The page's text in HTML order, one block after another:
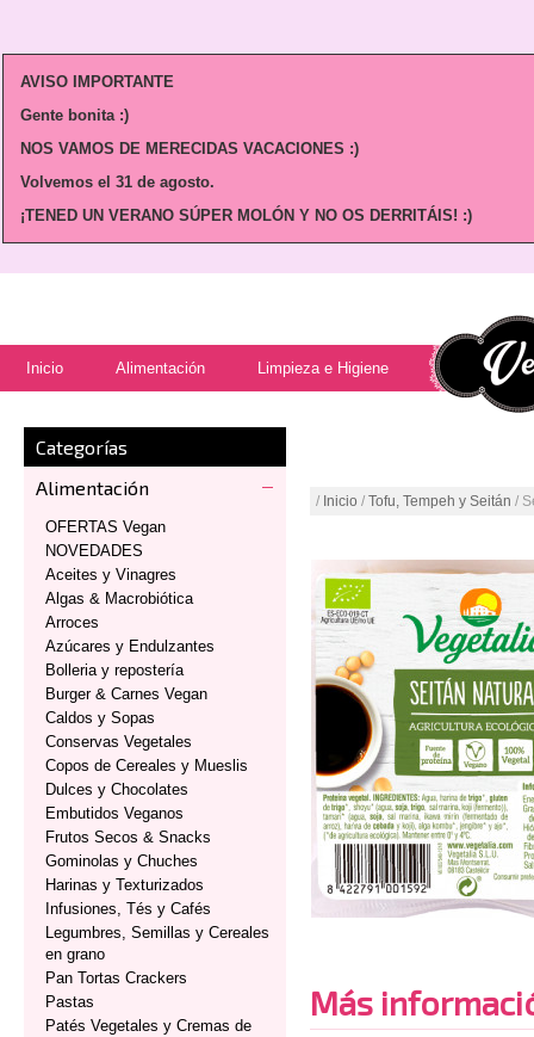
AVISO IMPORTANTE
Gente bonita :)
NOS VAMOS DE MERECIDAS VACACIONES :)
Volvemos el 31 de agosto.
¡TENED UN VERANO SÚPER MOLÓN Y NO OS DERRITÁIS! :)
Inicio Alimentación Limpieza e Higiene
Categorías
Alimentación
OFERTAS Vegan
NOVEDADES
Aceites y Vinagres
Algas & Macrobiótica
Arroces
Azúcares y Endulzantes
Bolleria y repostería
Burger & Carnes Vegan
Caldos y Sopas
Conservas Vegetales
Copos de Cereales y Mueslis
Dulces y Chocolates
Embutidos Veganos
Frutos Secos & Snacks
Gominolas y Chuches
Harinas y Texturizados
Infusiones, Tés y Cafés
Legumbres, Semillas y Cereales
en grano
Pan Tortas Crackers
Pastas
Patés Vegetales y Cremas de
/ Inicio / Tofu, Tempeh y Seitán /
Más